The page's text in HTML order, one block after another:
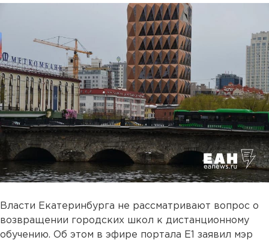
Власти Екатеринбурга не рассматривают вопрос о
возвращении городских школ к дистанционному
обучению. Об этом в эфире портала Е1 заявил мэр